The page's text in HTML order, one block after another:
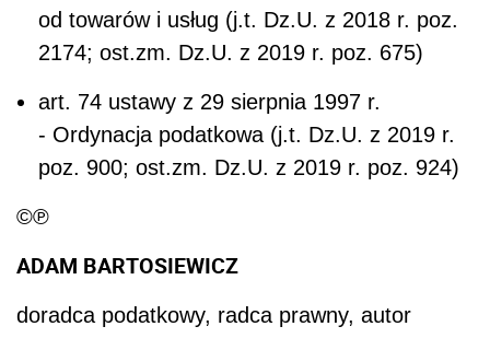
od towarów i usług (j.t. Dz.U. z 2018 r. poz.
2174; ost.zm. Dz.U. z 2019 r. poz. 675)
art. 74 ustawy z 29 sierpnia 1997 r.
- Ordynacja podatkowa (j.t. Dz.U. z 2019 r.
poz. 900; ost.zm. Dz.U. z 2019 r. poz. 924)
©℗
ADAM BARTOSIEWICZ
doradca podatkowy, radca prawny, autor